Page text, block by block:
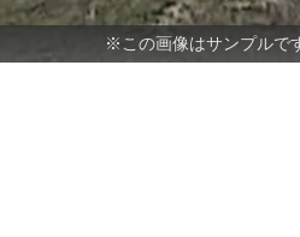
※この画像はサンプルで